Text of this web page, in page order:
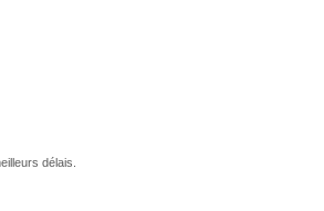
délais.